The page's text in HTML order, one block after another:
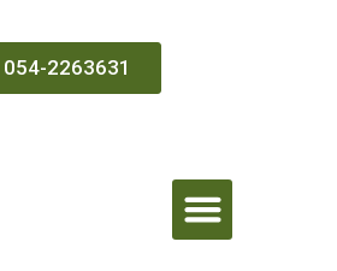
054-2263631